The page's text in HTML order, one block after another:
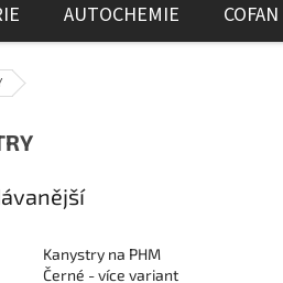
AUTOCHEMIE COFAN
Kanystry na PHM
Černé - více variant